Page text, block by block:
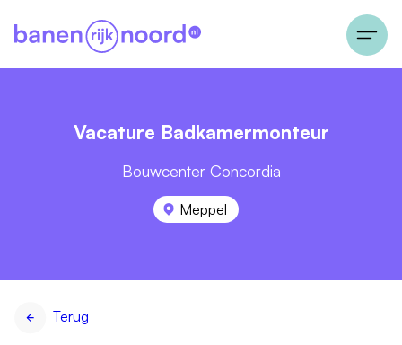
Vacature Badkamermonteur
Bouwcenter Concordia
Meppel
Terug